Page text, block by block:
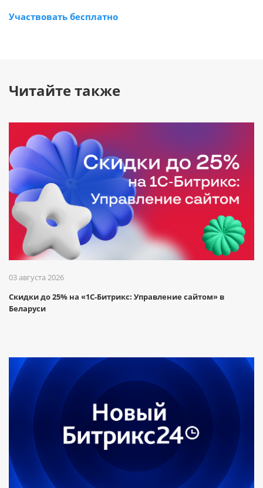
Участвовать бесплатно
Читайте также
03 августа 2026
Скидки до 25% на «1С-Битрикс: Управление сайтом» в
Беларуси